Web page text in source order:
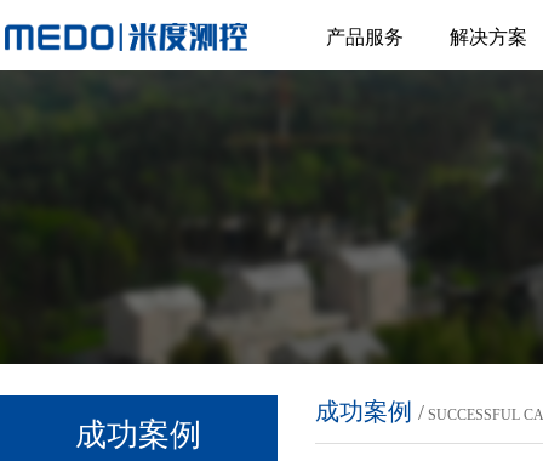
产品服务 解决方案
成功案例
成功案例 / SUCCESSFUL